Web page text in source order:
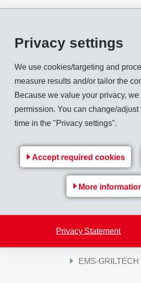
Privacy settings
We use cookies/targeting and
measure results and/or tailor the
Because we value your privacy, we
permission. You can change/
time in the "Privacy settings".
Accept required cookies
More
Privacy Statement
vom 21. August 1996 beschlossen, das
Back to
EMS集团
EMS-GRILTECH